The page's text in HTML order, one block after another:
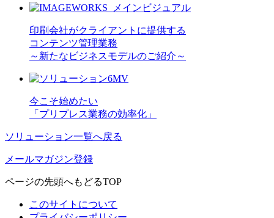
印刷会社がクライアントに提供する
コンテンツ管理業務
～新たなビジネスモデルのご紹介～
今こそ始めたい
「プリプレス業務の効率化」
ソリューション一覧へ戻る
メールマガジン登録
ページの先頭へもどるTOP
このサイトについて